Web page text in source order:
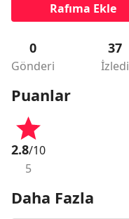
Rafıma Ekle
0
Gönderi
37
İzledi
Puanlar
2.8/10
5
Daha Fazla